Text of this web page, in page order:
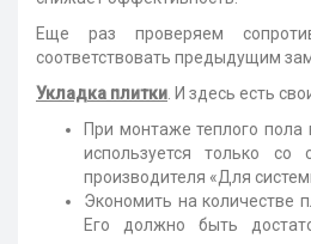
Еще раз проверяем
соответствовать предыдущим
Укладка плитки. И здесь есть
При монтаже теплого пола
используется только со
производителя «Для
Экономить на количестве
Его должно быть